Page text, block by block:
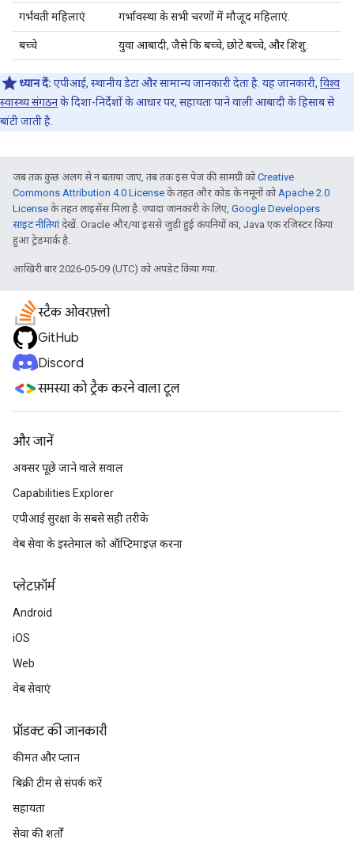
गर्भवती महिलाएं गर्भावस्था के सभी चरणों में मौजूद महिलाएं.
बच्चे युवा आबादी, जैसे कि बच्चे, छोटे बच्चे, और शिशु.
ध्यान दें: एपीआई, स्थानीय डेटा और सामान्य जानकारी देता है. यह जानकारी, विश्व
स्वास्थ्य संगठनके दिशा-निर्देशों के आधार पर, सहायता पाने वाली आबादी के हिसाब से
बांटी जाती है.
जब तक कुछ अलग से न बताया जाए, तब तक इस पेज की सामग्री कोCreative
Commons Attribution 4.0 License के तहत और कोड के नमूनों कोApache 2.0
License के तहत लाइसेंस मिला है. ज़्यादा जानकारी के लिए, Google Developers
साइट नीतियांदेखें. Oracle और/या इससे जुड़ी हुई कंपनियों का, Java एक रजिस्टर किया
हुआ ट्रेडमार्क है.
आखिरी बार 2026-05-09 (UTC) को अपडेट किया गया.
स्टैक ओवरफ़्लो
GitHub
Discord
समस्या को ट्रैक करने वाला टूल
और जानें
अक्सर पूछे जाने वाले सवाल
Capabilities Explorer
एपीआई सुरक्षा के सबसे सही तरीके
वेब सेवा के इस्तेमाल को ऑप्टिमाइज़ करना
प्‍लेटफ़ॉर्म
Android
iOS
Web
वेब सेवाएं
प्रॉडक्ट की जानकारी
कीमत और प्लान
बिक्री टीम से संपर्क करें
सहायता
सेवा की शर्तों